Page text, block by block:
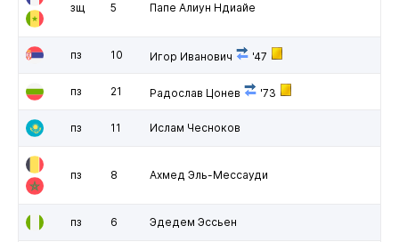
зщ 5 Папе Алиун Ндиайе
пз 10 Игор Иванович '47
пз 21 Радослав Цонев '73
пз 11 Ислам Чесноков
пз 8 Ахмед Эль-Мессауди
пз 6 Эдедем Эссьен